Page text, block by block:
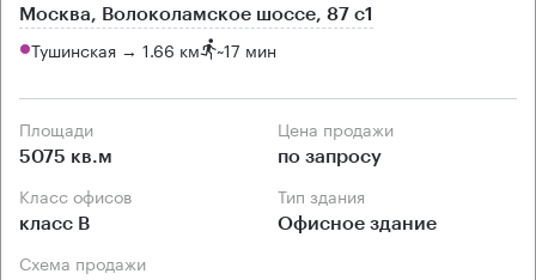
Москва, Волоколамское шоссе, 87 с1
Тушинская → 1.66 км ~17 мин
Площади
5075 кв.м
Цена продажи
по запросу
Класс офисов
класс B
Тип здания
Офисное здание
Схема продажи